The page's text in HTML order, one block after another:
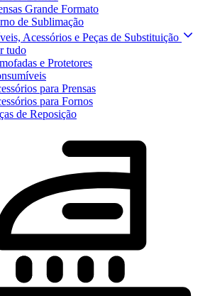
Grande Formato
de Sublimação
Acessórios e Peças de Substituição
tudo
e Protetores
para Prensas
para Fornos
de Reposição